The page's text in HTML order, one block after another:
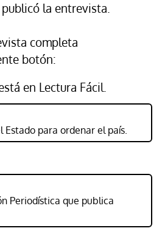
publicó la entrevista.
completa
botón:
en Lectura Fácil.
Estado para ordenar el país.
Periodística que publica